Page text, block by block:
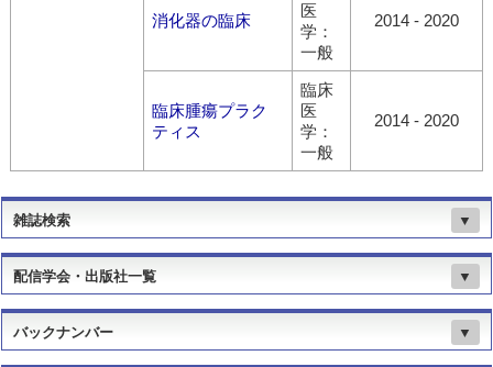
雑誌検索 ▼
配信学会・出版社一覧 ▼
バックナンバー ▼
消化器の臨床
医
学：
一般
2014- 2020
臨床腫瘍プラク
ティス
臨床
医
学：
一般
2014- 2020